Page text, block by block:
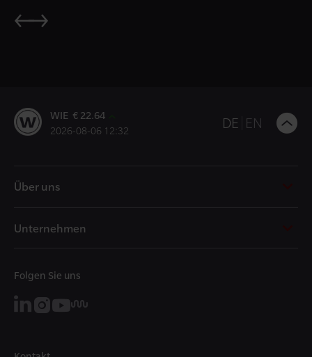
WIE € 22.64
2026-08-06 12:32 DE EN
Über uns
Unternehmen
Folgen Sie uns